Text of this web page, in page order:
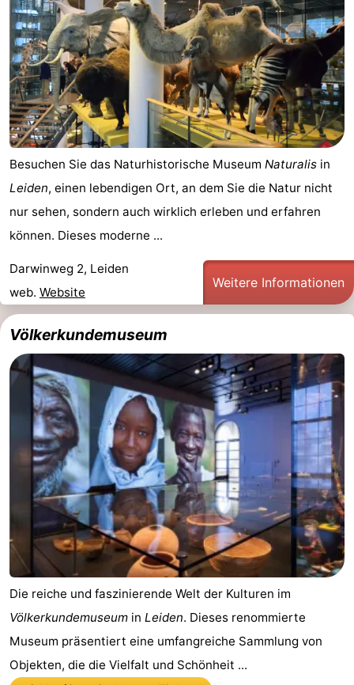
Besuchen Sie das Naturhistorische Museum Naturalis in
Leiden, einen lebendigen Ort, an dem Sie die Natur nicht
nur sehen, sondern auch wirklich erleben und erfahren
können. Dieses moderne ...
Darwinweg 2, Leiden
web. Website
Weitere Informationen
Völkerkundemuseum
Die reiche und faszinierende Welt der Kulturen im
Völkerkundemuseum in Leiden. Dieses renommierte
Museum präsentiert eine umfangreiche Sammlung von
Objekten, die die Vielfalt und Schönheit ...